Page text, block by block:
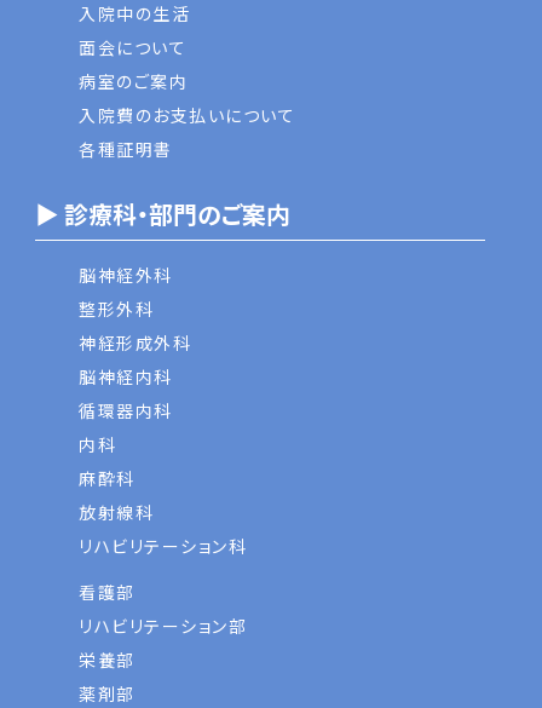
入院中の生活
面会について
病室のご案内
入院費のお支払いについて
各種証明書
▶ 診療科・部門のご案内
脳神経外科
整形外科
神経形成外科
脳神経内科
循環器内科
内科
麻酔科
放射線科
リハビリテーション科
看護部
リハビリテーション部
栄養部
薬剤部